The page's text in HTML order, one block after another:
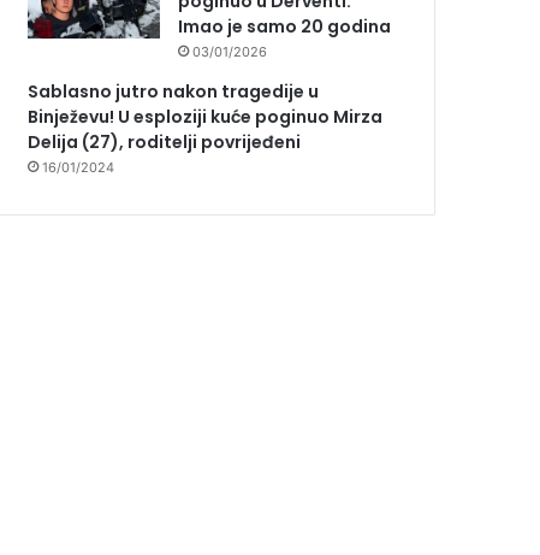
Imao je samo 20 godina
03/01/2026
Sablasno jutro nakon tragedije u
Binježevu! U esploziji kuće poginuo Mirza
Delija (27), roditelji povrijeđeni
16/01/2024